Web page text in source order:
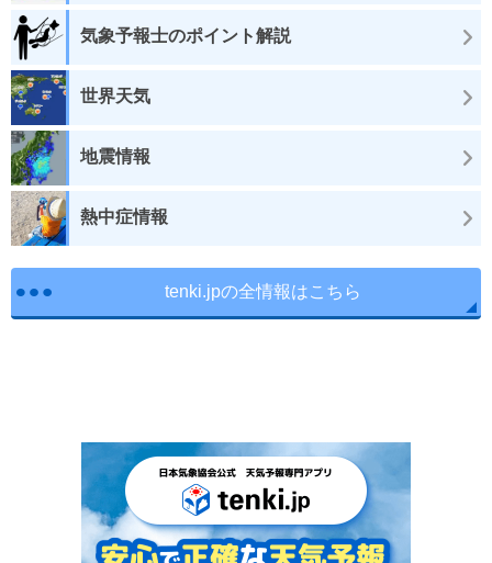
気象予報士のポイント解説
世界天気
地震情報
熱中症情報
tenki.jpの全情報はこちら